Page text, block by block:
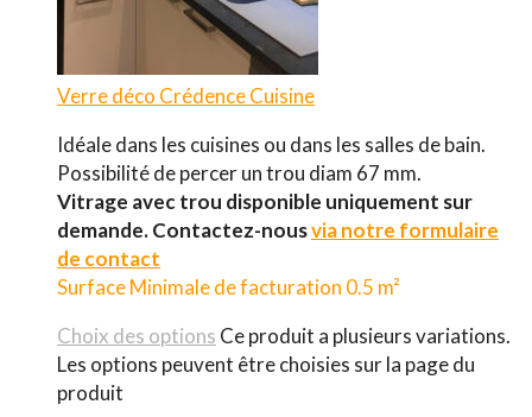
Verre déco Crédence Cuisine
Idéale dans les cuisines ou dans les salles de bain.
Possibilité de percer un trou diam 67 mm.
Vitrage avec trou disponible uniquement sur
demande.Contactez-nousvia notre formulaire
de contact
Surface Minimale de facturation 0.5 m²
Choix des options Ce produit a plusieurs variations.
Les options peuvent être choisies sur la page du
produit